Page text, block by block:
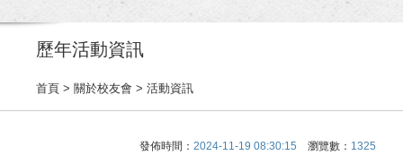
歷年活動資訊
首頁 > 關於校友會 > 活動資訊
發佈時間： 2024-11-19 08:30:15 瀏覽數： 1325